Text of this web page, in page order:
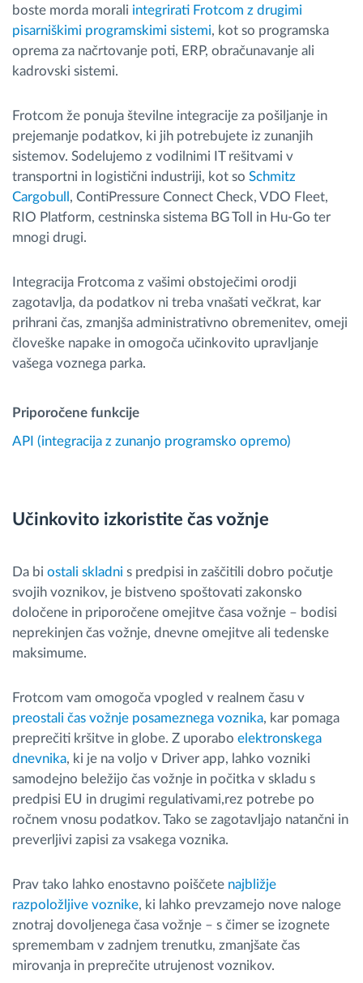
boste morda morali integrirati Frotcom z drugimi
pisarniškimi programskimi sistemi, kot so programska
oprema za načrtovanje poti, ERP, obračunavanje ali
kadrovski sistemi.
Frotcom že ponuja številne integracije za pošiljanje in
prejemanje podatkov, ki jih potrebujete iz zunanjih
sistemov. Sodelujemo z vodilnimi IT rešitvami v
transportni in logistični industriji, kot so Schmitz
Cargobull , ContiPressure Connect Check, VDO Fleet,
RIO Platform, cestninska sistema BG Toll in Hu-Go ter
mnogi drugi.
Integracija Frotcoma z vašimi obstoječimi orodji
zagotavlja, da podatkov ni treba vnašati večkrat, kar
prihrani čas, zmanjša administrativno obremenitev, omeji
človeške napake in omogoča učinkovito upravljanje
vašega voznega parka.
Priporočene funkcije
API (integracija z zunanjo programsko opremo)
Učinkovito izkoristite čas vožnje
Da bi ostali skladni s predpisi in zaščitili dobro počutje
svojih voznikov, je bistveno spoštovati zakonsko
določene in priporočene omejitve časa vožnje – bodisi
neprekinjen čas vožnje, dnevne omejitve ali tedenske
maksimume.
Frotcom vam omogoča vpogled v realnem času v
preostali čas vožnje posameznega voznika, kar pomaga
preprečiti kršitve in globe. Z uporabo elektronskega
dnevnika, ki je na voljo v Driver app, lahko vozniki
samodejno beležijo čas vožnje in počitka v skladu s
predpisi EU in drugimi regulativami,rez potrebe po
ročnem vnosu podatkov. Tako se zagotavljajo natančni in
preverljivi zapisi za vsakega voznika.
Prav tako lahko enostavno poiščete najbližje
razpoložljive voznike, ki lahko prevzamejo nove naloge
znotraj dovoljenega časa vožnje – s čimer se izognete
spremembam v zadnjem trenutku, zmanjšate čas
mirovanja in preprečite utrujenost voznikov.